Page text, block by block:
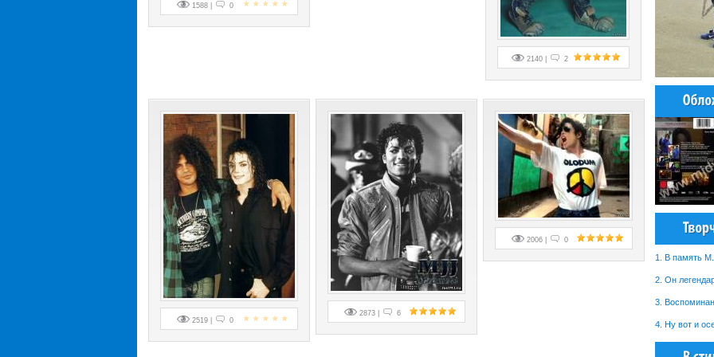
1588 | 0
2140 | 2
2519 | 0
2873 | 6
2006 | 0
1. В память
2. Он
3.
4. Ну вот и